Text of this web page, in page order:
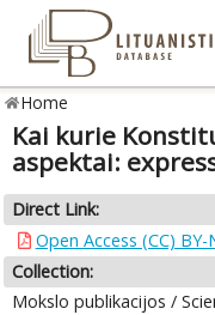
Home
Kai kurie
aspektai:
Direct Link:
Open Access (CC) BY-
Collection:
Mokslo publikacijos /